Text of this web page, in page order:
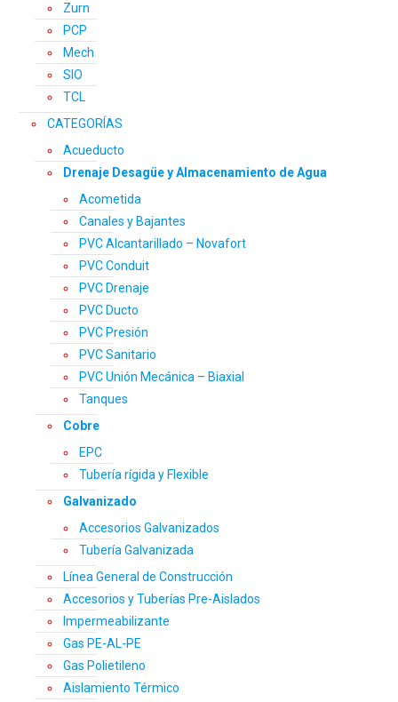
Zurn
PCP
Mech
SIO
TCL
CATEGORÍAS
Acueducto
Drenaje Desagüe y Almacenamiento de Agua
Acometida
Canales y Bajantes
PVC Alcantarillado – Novafort
PVC Conduit
PVC Drenaje
PVC Ducto
PVC Presión
PVC Sanitario
PVC Unión Mecánica – Biaxial
Tanques
Cobre
EPC
Tubería rígida y Flexible
Galvanizado
Accesorios Galvanizados
Tubería Galvanizada
Línea General de Construcción
Accesorios y Tuberías Pre-Aislados
Impermeabilizante
Gas PE-AL-PE
Gas Polietileno
Aislamiento Térmico